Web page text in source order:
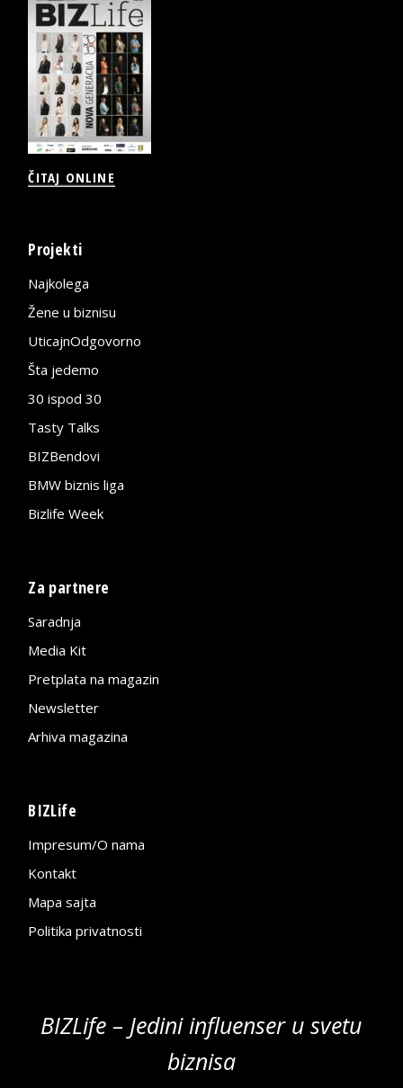
ČITAJ ONLINE
Projekti
Najkolega
Žene u biznisu
UticajnOdgovorno
Šta jedemo
30 ispod 30
Tasty Talks
BIZBendovi
BMW biznis liga
Bizlife Week
Za partnere
Saradnja
Media Kit
Pretplata na magazin
Newsletter
Arhiva magazina
BIZLife
Impresum/O nama
Kontakt
Mapa sajta
Politika privatnosti
BIZLife – Jedini influenser u svetu
biznisa